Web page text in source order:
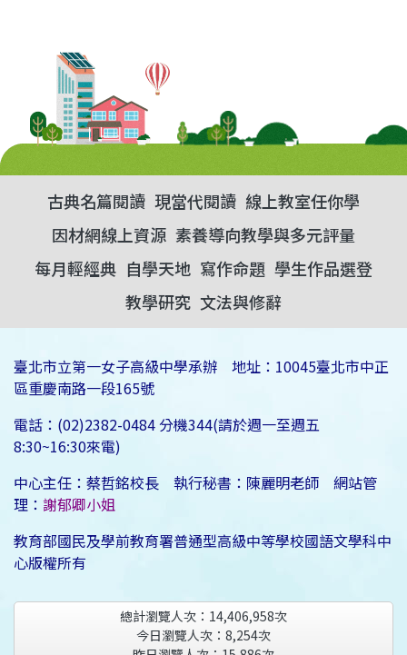
古典名篇閱讀 現當代閱讀 線上教室任你學
因材網線上資源 素養導向教學與多元評量
每月輕經典 自學天地 寫作命題 學生作品選登
教學研究 文法與修辭
臺北市立第一女子高級中學承辦 地址：10045臺北市中正
區重慶南路一段165號
電話：(02)2382-0484 分機344(請於週一至週五
8:30~16:30來電)
中心主任：蔡哲銘校長 執行秘書：陳麗明老師 網站管
理： 謝郁卿小姐
教育部國民及學前教育署普通型高級中等學校國語文學科中
心版權所有
總計瀏覽人次： 14,406,958次
今日瀏覽人次： 8,254次